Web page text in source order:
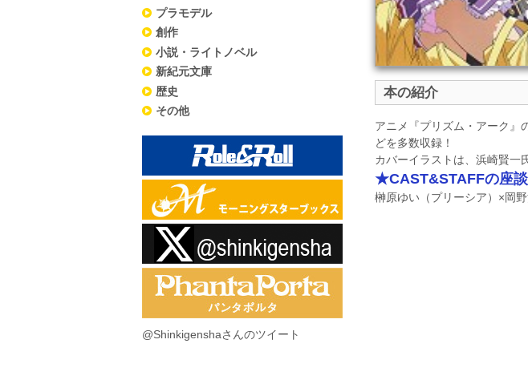
本の紹介
アニメ『プリズム・アーク
どを多数収録！
カバーイラストは、浜崎賢一
★CAST&STAFFの座談
榊原ゆい（プリーシア）×岡
プラモデル
創作
小説・ライトノベル
新紀元文庫
歴史
その他
@Shinkigenshaさんのツイート